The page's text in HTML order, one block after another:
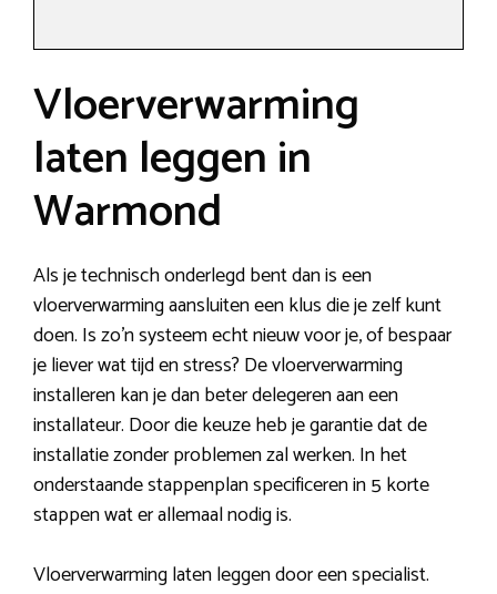
Vloerverwarming
laten leggen in
Warmond
Als je technisch onderlegd bent dan is een
vloerverwarming aansluiten een klus die je zelf kunt
doen. Is zo’n systeem echt nieuw voor je, of bespaar
je liever wat tijd en stress? De vloerverwarming
installeren kan je dan beter delegeren aan een
installateur. Door die keuze heb je garantie dat de
installatie zonder problemen zal werken. In het
onderstaande stappenplan specificeren in 5 korte
stappen wat er allemaal nodig is.
Vloerverwarming laten leggen door een specialist.